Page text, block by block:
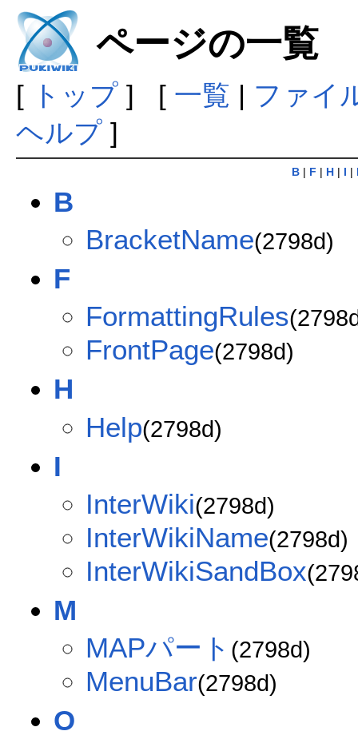
ページの一覧
[ トップ] [ 一覧 | ファイ
ヘルプ]
B| F | H| I |
B
BracketName(2798d)
F
FormattingRules
FrontPage(2798d)
H
Help(2798d)
I
InterWiki(2798d)
InterWikiName(2798d)
InterWikiSandBox
M
MAPパート (2798d)
MenuBar(2798d)
O